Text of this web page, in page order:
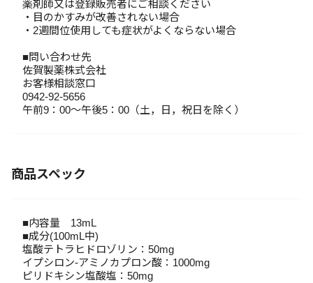
薬剤師又は登録販売者にご相談ください
・目のかすみが改善されない場合
・2週間位使用しても症状がよくならない場合
■問い合わせ先
佐賀製薬株式会社
お客様相談窓口
0942-92-5656
午前9：00～午後5：00（土，日，祝日を除く）
商品スペック
■内容量 13mL
■成分(100mL中)
塩酸テトラヒドロゾリン：50mg
イプシロン-アミノカプロン酸：1000mg
ピリドキシン塩酸塩：50mg